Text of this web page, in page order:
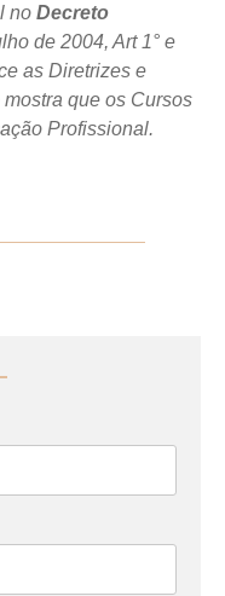
no Decreto
de 2004, Art 1° e
as Diretrizes e
que os Cursos
Profissional.